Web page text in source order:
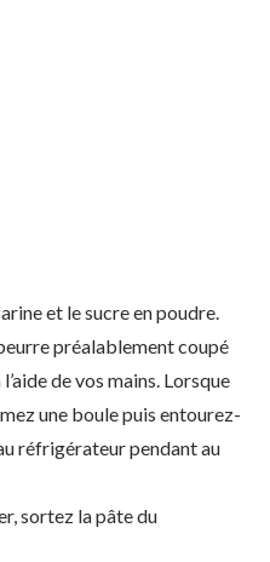
et le sucre en poudre.
préalablement coupé
de vos mains. Lorsque
une boule puis entourez-
réfrigérateur pendant au
sortez la pâte du